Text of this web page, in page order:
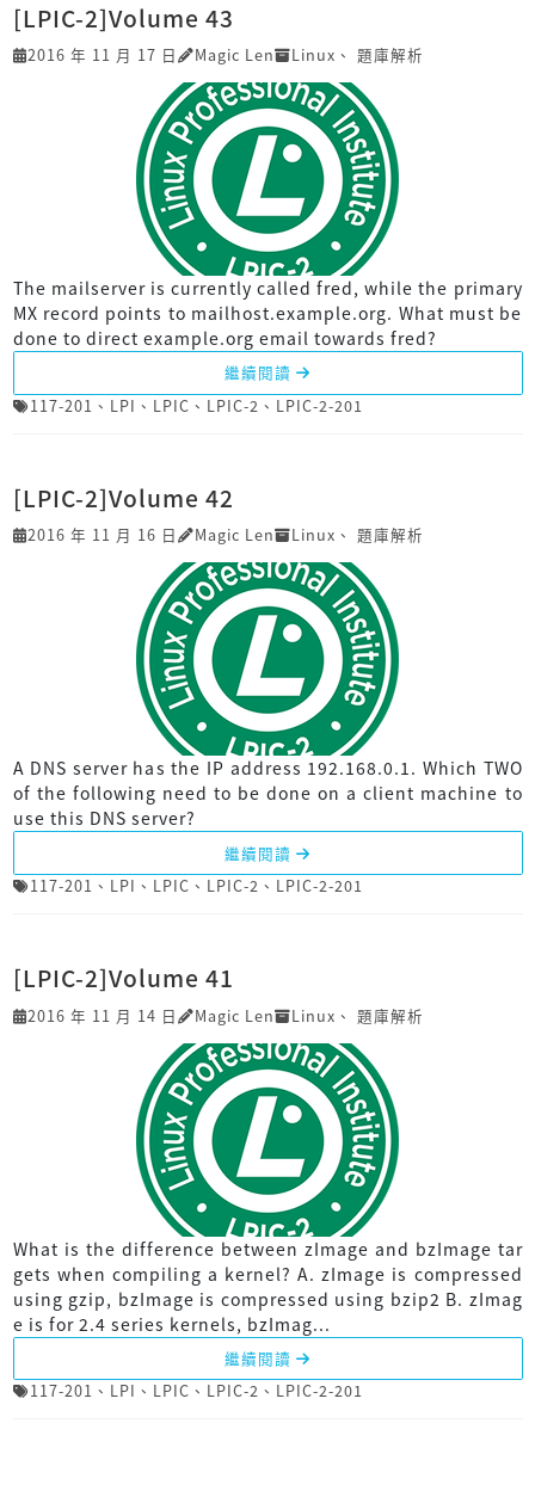
[LPIC-2]Volume 43
2016 年 11 月 17 日 Magic Len Linux 、 題庫解析
The mailserver is currently called fred, while the primary
MX record points to mailhost.example.org. What must be
done to direct example.org email towards fred?
繼續閱讀
117-201 、 LPI 、 LPIC 、 LPIC-2 、 LPIC-2-201
[LPIC-2]Volume 42
2016 年 11 月 16 日 Magic Len Linux 、 題庫解析
A DNS server has the IP address 192.168.0.1. Which TWO
of the following need to be done on a client machine to
use this DNS server?
繼續閱讀
117-201 、 LPI 、 LPIC 、 LPIC-2 、 LPIC-2-201
[LPIC-2]Volume 41
2016 年 11 月 14 日 Magic Len Linux 、 題庫解析
What is the difference between zImage and bzImage tar
gets when compiling a kernel? A. zImage is compressed
using gzip, bzImage is compressed using bzip2 B. zImag
e is for 2.4 series kernels, bzImag...
繼續閱讀
117-201 、 LPI 、 LPIC 、 LPIC-2 、 LPIC-2-201